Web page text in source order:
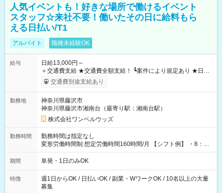
人気イベントも！好きな場所で働けるイベント
スタッフ☆来社不要！働いたその日に給料もら
える日払い/T1
アルバイト 職種未経験OK
給与
日給13,000円～
＋交通費支給 ★交通費全額支給！ ┗案件により規定あり ★日払
いOK！（規定あり） ┗働いたその日に現金GET♪ お仕事後はコ
ンビニATMから 日払い分を引き落とせます！ 【試用期間】試
交通費別途支給あり
勤務地
神奈川県藤沢市
神奈川県藤沢市湘南台（最寄り駅：湘南台駅）
株式会社ワンベルウッズ
勤務時間
勤務時間は指定なし
変形労働時間制 想定労働時間160時間/月 【シフト例】 ・8：00
～21：00
期間 単発・1日のみOK
特徴
週1日からOK / 日払いOK / 副業・WワークOK / 10名以上の大量
募集